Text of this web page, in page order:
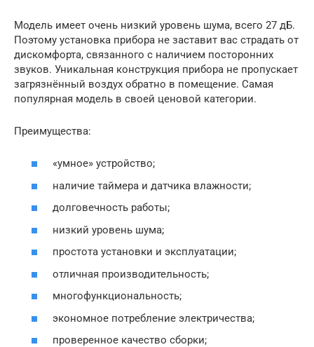
Модель имеет очень низкий уровень шума, всего 27 дБ.
Поэтому установка прибора не заставит вас страдать от
дискомфорта, связанного с наличием посторонних
звуков. Уникальная конструкция прибора не пропускает
загрязнённый воздух обратно в помещение. Самая
популярная модель в своей ценовой категории.
Преимущества:
«умное» устройство;
наличие таймера и датчика влажности;
долговечность работы;
низкий уровень шума;
простота установки и эксплуатации;
отличная производительность;
многофункциональность;
экономное потребление электричества;
проверенное качество сборки;